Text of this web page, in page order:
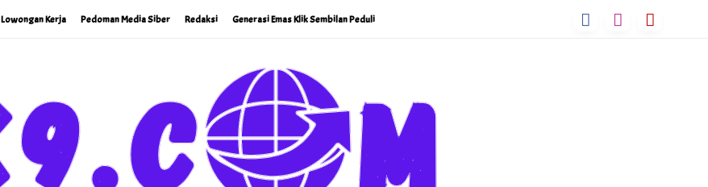
Lowongan Kerja Pedoman Media Siber Redaksi Generasi Emas Klik Sembilan Peduli